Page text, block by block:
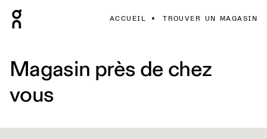
ACCUEIL TROUVER UN MAGASIN
Magasin près de chez
vous